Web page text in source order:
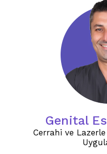
Genital
Cerrahi ve